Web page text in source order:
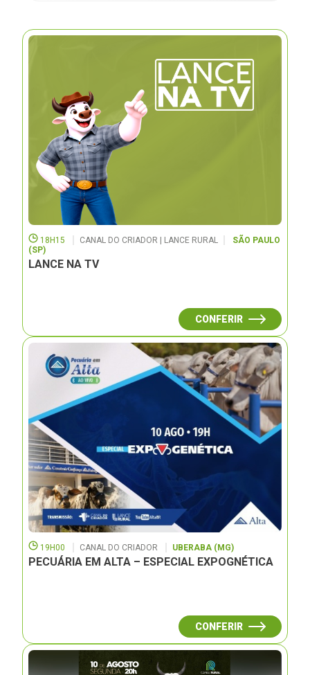
18H15 CANAL DO CRIADOR | LANCE RURAL
SÃO PAULO
(SP)
LANCE NA TV
CONFERIR
19H00 CANAL DO CRIADOR UBERABA (MG)
PECUÁRIA EM ALTA – ESPECIAL EXPOGNÉTICA
CONFERIR